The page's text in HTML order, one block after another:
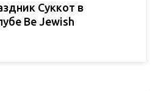
Суккот в
Be Jewish